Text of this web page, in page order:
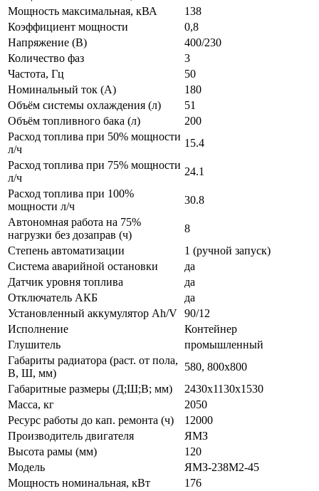
Мощность максимальная, кВА
138
Коэффициент мощности
0,8
Напряжение (В)
400/230
Количество фаз
3
Частота, Гц
50
Номинальный ток (А)
180
Объём системы охлаждения (л)
51
Объём топливного бака (л)
200
Расход топлива при 50% мощности
л/ч
15.4
Расход топлива при 75% мощности
л/ч
24.1
Расход топлива при 100%
мощности л/ч
30.8
Автономная работа на 75%
нагрузки без дозаправ (ч)
8
Степень автоматизации
1 (ручной запуск)
Система аварийной остановки
да
Датчик уровня топлива
да
Отключатель АКБ
да
Установленный аккумулятор Ah/V 90/12
Исполнение
Контейнер
Глушитель
промышленный
Габариты радиатора (раст. от пола,
В, Ш, мм)
580, 800х800
Габаритные размеры (Д;Ш;В; мм)
2430х1130х1530
Масса, кг
2050
Ресурс работы до кап. ремонта (ч)
12000
Производитель двигателя
ЯМЗ
Высота рамы (мм)
120
Модель
ЯМЗ-238М2-45
Мощность номинальная, кВт
176